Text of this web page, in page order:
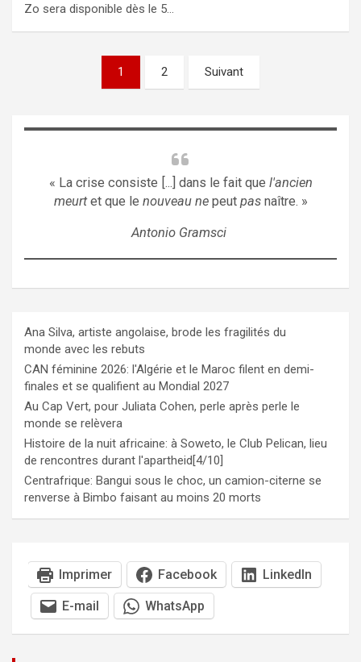
Zo sera disponible dès le 5…
1 2 Suivant
« La crise consiste [...] dans le fait que l'ancien
meurtet que le nouveau nepeut pasnaître. »
Antonio Gramsci
Ana Silva, artiste angolaise, brode les fragilités du
monde avec les rebuts
CAN féminine 2026: l'Algérie et le Maroc filent en demi-
finales et se qualifient au Mondial 2027
Au Cap Vert, pour Juliata Cohen, perle après perle le
monde se relèvera
Histoire de la nuit africaine: à Soweto, le Club Pelican, lieu
de rencontres durant l'apartheid[4/10]
Centrafrique: Bangui sous le choc, un camion-citerne se
renverse à Bimbo faisant au moins 20 morts
Imprimer Facebook LinkedIn
E-mail WhatsApp